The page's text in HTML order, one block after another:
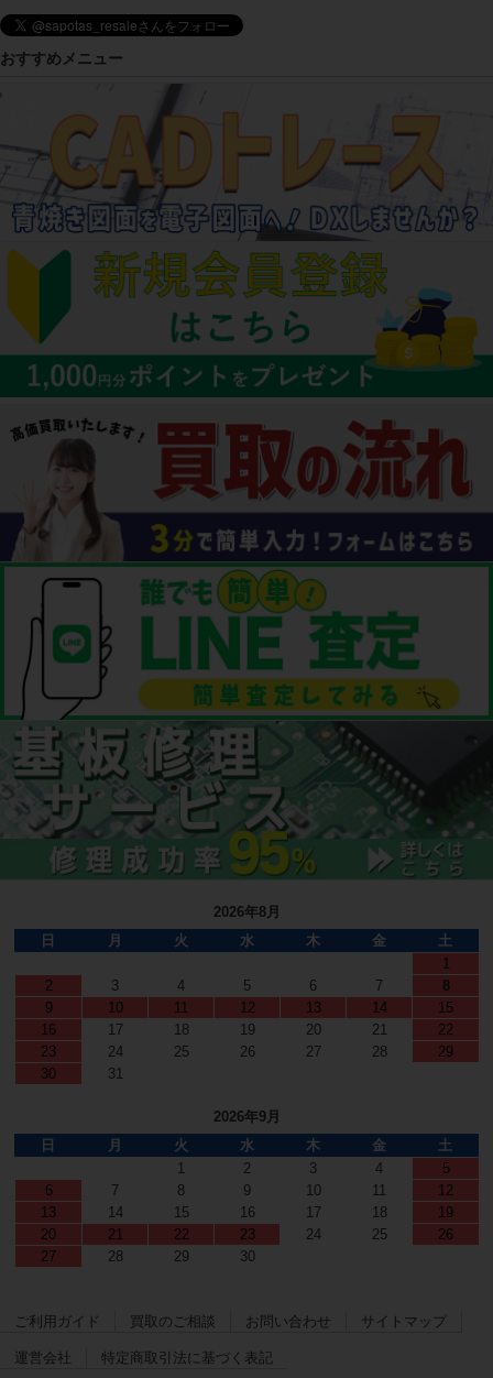
おすすめメニュー
2026年8月
日
月 火 水 木 金
土
1
2
3 4 5 6 7
8
9
10 11 12 13 14
15
16
17 18 19 20 21
22
23
24 25 26 27 28
29
30
31
2026年9月
日
月 火 水 木 金
土
1
2 3 4
5
6
7 8 9 10 11
12
13
14 15 16 17 18
19
20
21 22 23 24 25
26
27
28 29 30
ご利用ガイド 買取のご相談 お問い合わせ サイトマップ
運営会社 特定商取引法に基づく表記